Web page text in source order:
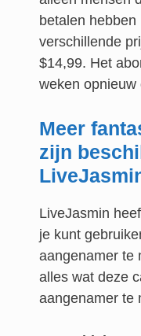
betalen
verschillende
$14,99. Het
weken opnieuw
Meer
zijn
LiveJasmin
je kunt
aangenamer te
alles wat deze
aangenamer te